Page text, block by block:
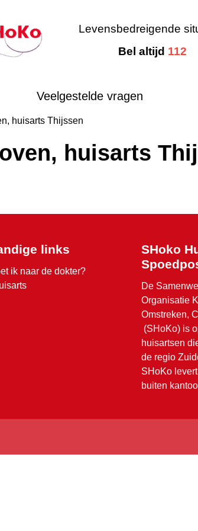
Levensbedreigende
Bel altijd 112
Veelgestelde vragen
huisarts Thijssen
huisarts
links
ik naar de dokter?
SHoko
De
Organisatie
Omstreken,
(SHoKo) is
huisartsen
de regio
SHoKo levert
buiten